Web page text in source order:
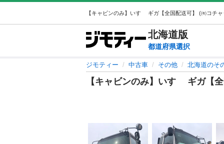
北海道版
都道府県選択
ジモティー 中古車 その他 北海道のそ
【キャビンのみ】いすゞ ギガ【全